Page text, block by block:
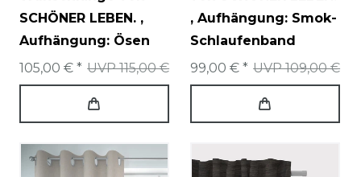
SCHÖNER LEBEN. ,
Aufhängung: Ösen
UVP 115,00 €
105,00 € *
, Aufhängung: Smok-
Schlaufenband
UVP 109,00 €
99,00 € *